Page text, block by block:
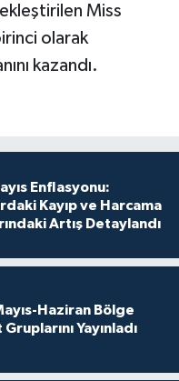
Miss
olarak
kazandı.
Enflasyonu:
Kayıp ve Harcama
Artış Detaylandı
Haziran Bölge
Yayınladı